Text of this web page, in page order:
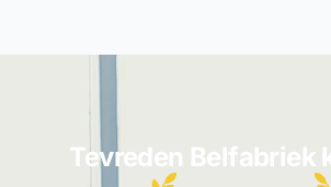
Tevreden Belfabriek